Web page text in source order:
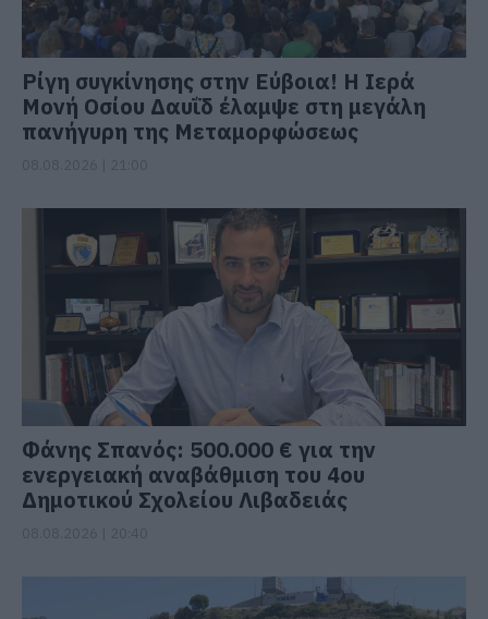
Ρίγη συγκίνησης στην Εύβοια! Η Ιερά
Μονή Οσίου Δαυΐδ έλαμψε στη μεγάλη
πανήγυρη της Μεταμορφώσεως
Φάνης Σπανός: 500.000 € για την
ενεργειακή αναβάθμιση του 4ου
Δημοτικού Σχολείου Λιβαδειάς